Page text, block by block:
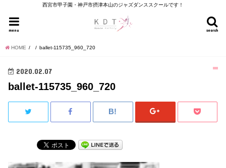
西宮市甲子園・神戸市摂津本山のジャズダンススクールです！
search
menu
HOME ballet-115735_960_720
2020.02.07
ballet-115735_960_720